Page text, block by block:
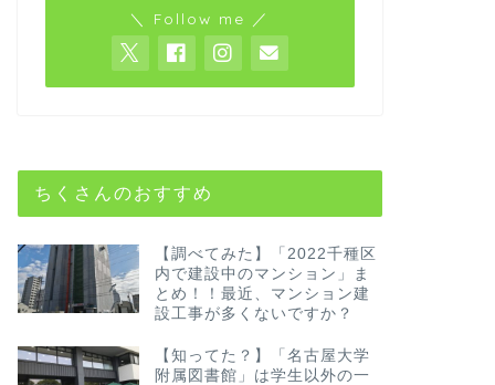
＼ Follow me ／
ちくさんのおすすめ
【調べてみた】「2022千種区
内で建設中のマンション」ま
とめ！！最近、マンション建
設工事が多くないですか？
【知ってた？】「名古屋大学
附属図書館」は学生以外の一